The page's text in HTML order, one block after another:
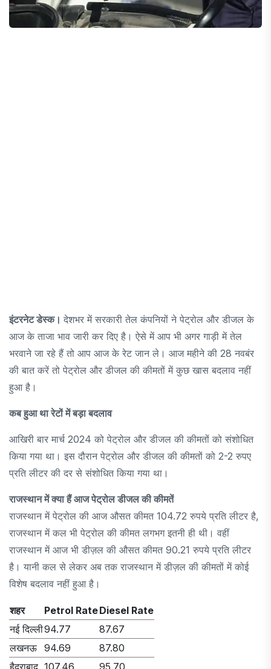
इंटरनेट डेस्क। देशभर में सरकारी तेल कंपनियों ने पेट्रोल और डीजल के
आज के ताजा भाव जारी कर दिए है। ऐसे में आप भी अगर गाड़ी में तेल
भरवाने जा रहे हैं तो आप आज के रेट जान ले। आज महीने की 28 नवबंर
की बात करें तो पेट्रोल और डीजल की कीमतों में कुछ खास बदलाव नहीं
हुआ है।
कब हुआ था रेटों में बड़ा बदलाव
आखिरी बार मार्च 2024 को पेट्रोल और डीजल की कीमतों को संशोधित
किया गया था। इस दौरान पेट्रोल और डीजल की कीमतों को 2-2 रुपए
प्रति लीटर की दर से संशोधित किया गया था।
राजस्थान में क्या हैं आज पेट्रोल डीजल की कीमतें
राजस्थान में पेट्रोल की आज औसत कीमत 104.72 रुपये प्रति लीटर है,
राजस्थान में कल भी पेट्रोल की कीमत लगभग इतनी ही थी। वहीं
राजस्थान में आज भी डीज़ल की औसत कीमत 90.21 रुपये प्रति लीटर
है। यानी कल से लेकर अब तक राजस्थान में डीज़ल की कीमतों में कोई
विशेष बदलाव नहीं हुआ है।
शहर Petrol RateDiesel Rate
नई दिल्ली94.77
87.67
लखनऊ 94.69
87.80
हैदराबाद 107.46
95.70